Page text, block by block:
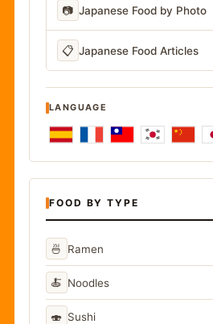
📷 Japanese Food by Photo
📋 Japanese Food Articles
LANGUAGE
FOOD BY TYPE
🍜 Ramen
🍝 Noodles
🍣 Sushi